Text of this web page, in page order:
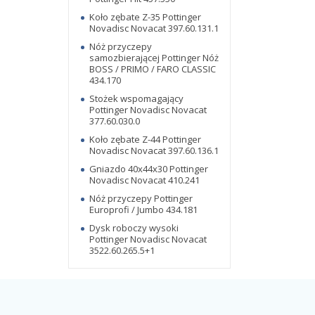
Koło zębate Z-35 Pottinger
Novadisc Novacat 397.60.131.1
Nóż przyczepy
samozbierającej Pottinger Nóż
BOSS / PRIMO / FARO CLASSIC
434.170
Stożek wspomagający
Pottinger Novadisc Novacat
377.60.030.0
Koło zębate Z-44 Pottinger
Novadisc Novacat 397.60.136.1
Gniazdo 40x44x30 Pottinger
Novadisc Novacat 410.241
Nóż przyczepy Pottinger
Europrofi / Jumbo 434.181
Dysk roboczy wysoki
Pottinger Novadisc Novacat
3522.60.265.5+1